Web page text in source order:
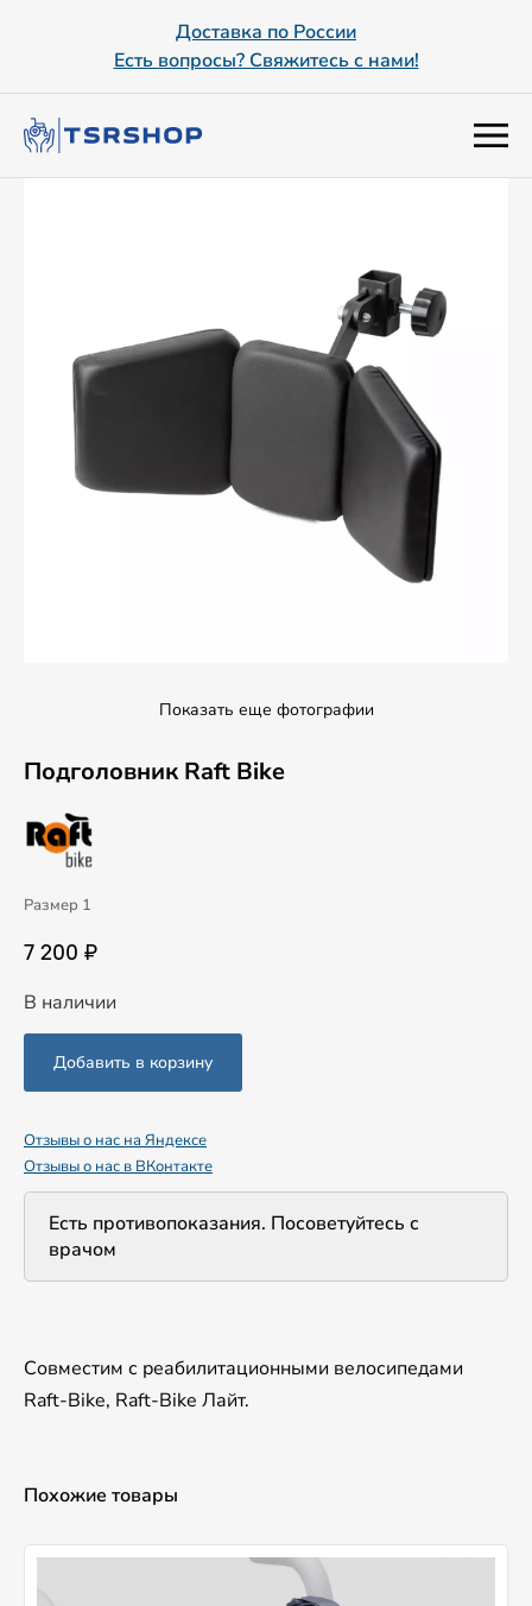
Доставка по России
Есть вопросы? Свяжитесь с нами!
Показать еще фотографии
Подголовник Raft Bike
Размер 1
7 200 ₽
В наличии
Отзывы о нас на Яндексе
Отзывы о нас в ВКонтакте
Есть противопоказания. Посоветуйтесь с
врачом
Совместим с реабилитационными велосипедами
Raft-Bike, Raft-Bike Лайт.
Похожие товары